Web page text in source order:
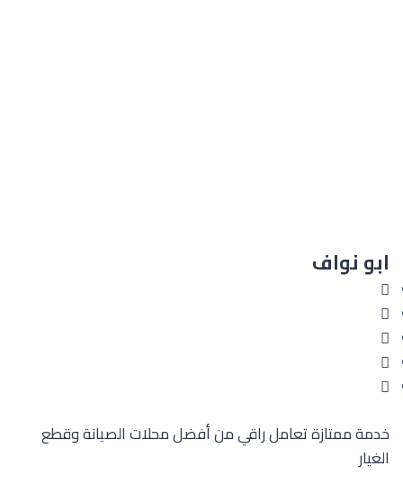
ابو نواف
خدمة ممتازة تعامل راقي من أفضل محلات الصيانة وقطع
الغيار